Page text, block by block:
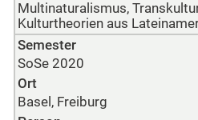
Multinaturalismus,
Kulturtheorien aus
Semester
SoSe 2020
Ort
Basel, Freiburg